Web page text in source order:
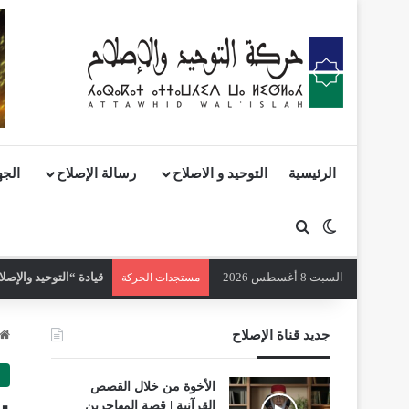
الرئيسية التوحيد و الاصلاح رسالة الإصلاح
الوضع المظلم
بحث عن
السبت 8 أغسطس 2026 مستجدات الحركة
جديد قناة الإصلاح
الأخوة من خلال القصص
القرآنية | قصة المهاجرين